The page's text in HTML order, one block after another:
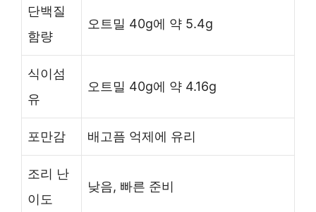
단백질
함량
오트밀 40g에 약 5.4g
식이섬
유
오트밀 40g에 약 4.16g
포만감 배고픔 억제에 유리
조리 난
이도
낮음, 빠른 준비